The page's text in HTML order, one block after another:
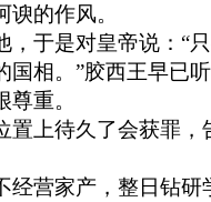
的作风。
，于是对皇帝说：“
国相。”胶西王早已
重。
置上待久了会获罪，
经营家产，整日钻研